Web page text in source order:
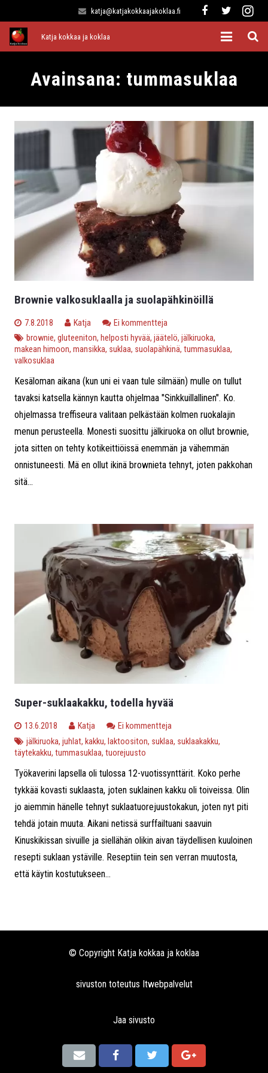
katja@katjakokkaajakoklaa.fi
Katja kokkaa ja koklaa
Pääruoat
Jälkiruoat
Kaikki reseptit
Avainsana: tummasuklaa
Brownie valkosuklaalla ja suolapähkinöillä
7.8.2018 Katja
Ei kommentteja
brownie, gluteeniton, helposti hyvää, jäätelö, jälkiruoka,
makean himoon, mansikka, suklaa, suolapähkinä, tummasuklaa,
valkosuklaa
Kesäloman aikana (kun uni ei vaan tule silmään) mulle on tullut
tavaksi katsella kännyn kautta ohjelmaa "Sinkkuillallinen". Ko.
ohjelmassa treffiseura valitaan pelkästään kolmen ruokalajin
menun perusteella. Monesti suosittu jälkiruoka on ollut brownie,
jota sitten on tehty kotikeittiöissä enemmän ja vähemmän
onnistuneesti. Mä en ollut ikinä brownieta tehnyt, joten pakkohan
sitä...
Super-suklaakakku, todella hyvää
13.6.2018 Katja
Ei kommentteja
jälkiruoka, juhlat, kakku, laktoositon, suklaa, suklaakakku,
täytekakku, tummasuklaa, tuorejuusto
Työkaverini lapsella oli tulossa 12-vuotissynttärit. Koko perhe
tykkää kovasti suklaasta, joten suklainen kakku oli toiveissa. Olin
jo aiemmin hänelle tehnyt suklaatuorejuustokakun, joten nyt piti
tehdä jotain muuta. Aikani netissä surffailtuani saavuin
Kinuskikissan sivuille ja siellähän olikin aivan täydellisen kuuloinen
resepti suklaan ystäville. Reseptiin tein sen verran muutosta,
että käytin kostutukseen...
© Copyright Katja kokkaa ja koklaa
sivuston toteutus Itwebpalvelut
Jaa sivusto